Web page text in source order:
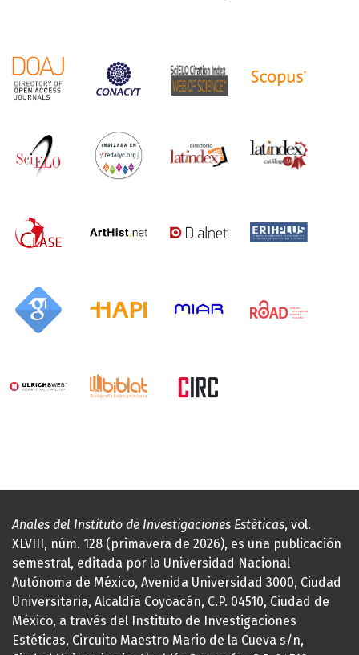
Anales del Instituto de Investigaciones Estéticas, vol.
XLVIII, núm. 128 (primavera de 2026), es una publicación
semestral, editada por la Universidad Nacional
Autónoma de México, Avenida Universidad 3000, Ciudad
Universitaria, Alcaldía Coyoacán, C.P. 04510, Ciudad de
México, a través del Instituto de Investigaciones
Estéticas, Circuito Maestro Mario de la Cueva s/n,